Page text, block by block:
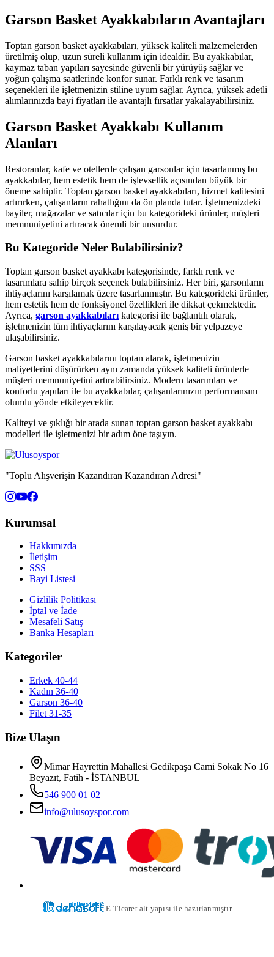
Garson Basket Ayakkabıların Avantajları
Toptan garson basket ayakkabıları, yüksek kaliteli malzemelerden
üretilmiş olup, uzun süreli kullanım için idealdir. Bu ayakkabılar,
kaymaz taban yapıları sayesinde güvenli bir yürüyüş sağlar ve
yoğun çalışma saatlerinde konfor sunar. Farklı renk ve tasarım
seçenekleri ile işletmenizin stiline uyum sağlar. Ayrıca, yüksek adetli
alımlarınızda bayi fiyatları ile avantajlı fırsatlar yakalayabilirsiniz.
Garson Basket Ayakkabı Kullanım
Alanları
Restoranlar, kafe ve otellerde çalışan garsonlar için tasarlanmış bu
ayakkabılar, hem estetik hem de işlevsellik açısından büyük bir
öneme sahiptir. Toptan garson basket ayakkabıları, hizmet kalitesini
artırırken, çalışanların rahatlığını da ön planda tutar. İşletmenizdeki
bayiler, mağazalar ve satıcılar için bu kategorideki ürünler, müşteri
memnuniyetini artıracak önemli bir unsurdur.
Bu Kategoride Neler Bulabilirsiniz?
Toptan garson basket ayakkabı kategorisinde, farklı renk ve
tasarımlara sahip birçok seçenek bulabilirsiniz. Her biri, garsonların
ihtiyaçlarını karşılamak üzere tasarlanmıştır. Bu kategorideki ürünler,
hem estetik hem de fonksiyonel özellikleri ile dikkat çekmektedir.
Ayrıca, garson ayakkabıları kategorisi ile bağlantılı olarak,
işletmenizin tüm ihtiyaçlarını karşılayacak geniş bir yelpazeye
ulaşabilirsiniz.
Garson basket ayakkabılarını toptan alarak, işletmenizin
maliyetlerini düşürürken aynı zamanda yüksek kaliteli ürünlerle
müşteri memnuniyetini artırabilirsiniz. Modern tasarımları ve
konforlu yapıları ile bu ayakkabılar, çalışanlarınızın performansını
olumlu yönde etkileyecektir.
Kaliteyi ve şıklığı bir arada sunan toptan garson basket ayakkabı
modelleri ile işletmenizi bir adım öne taşıyın.
"Toplu Alışverişin Kazandıran Kazandıran Adresi"
Kurumsal
Hakkımızda
İletişim
SSS
Bayi Listesi
Gizlilik Politikası
İptal ve İade
Mesafeli Satış
Banka Hesapları
Kategoriler
Erkek 40-44
Kadın 36-40
Garson 36-40
Filet 31-35
Bize Ulaşın
Mimar Hayrettin Mahallesi Gedikpaşa Cami Sokak No 16
Beyazıt, Fatih - İSTANBUL
546 900 01 02
info@ulusoyspor.com
E-Ticaret alt yapısı ile hazırlanmıştır.